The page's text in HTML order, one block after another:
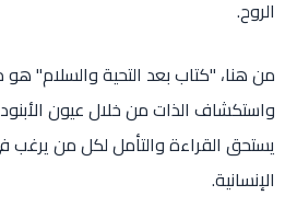
الروح.
من هنا، "كتاب بعد التحية والسلام"
واستكشاف الذات من خلال عيون
يستحق القراءة والتأمل لكل من
الإنسانية.